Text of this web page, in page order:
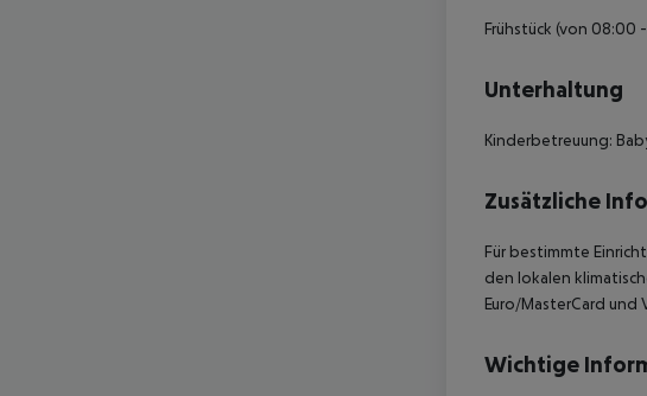
Frühstück (von 08:00
Unterhaltung
Kinderbetreuung:
Zusätzliche
Für bestimmte
den lokalen
Euro/MasterCard und
Wichtige